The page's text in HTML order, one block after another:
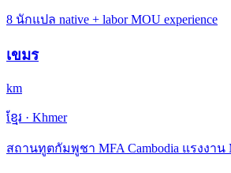
8 นักแปล native + labor MOU experience
เขมร
km
ខ្មែរ · Khmer
สถานทูตกัมพูชา MFA Cambodia แรงงาน